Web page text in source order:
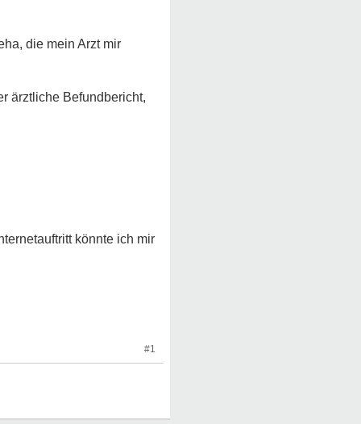
die mein Arzt mir
ärztliche Befundbericht,
könnte ich mir
#1